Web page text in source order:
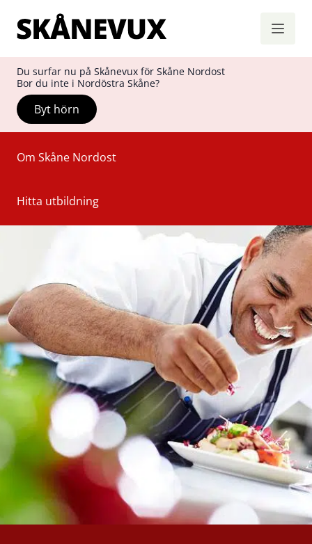
Hoppa till innehåll
Skånevux
Du surfar nu på Skånevux för Skåne Nordost
Bor du inte i Nordöstra Skåne?
Byt hörn
Om Skåne Nordost
Hitta utbildning